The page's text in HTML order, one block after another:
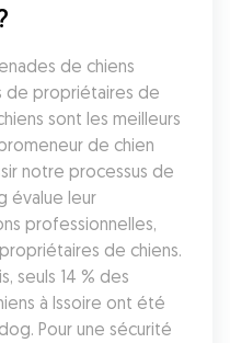
de chiens
de propriétaires de
sont les meilleurs
de chien
notre processus de
évalue leur
professionnelles,
de chiens.
seuls 14 % des
à Issoire ont été
Pour une sécurité